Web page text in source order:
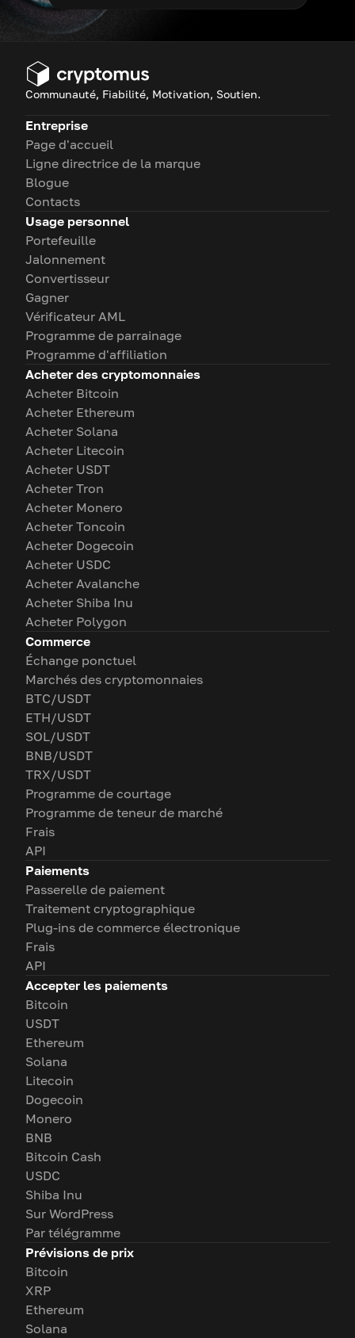
Communauté, Fiabilité, Motivation, Soutien.
Entreprise
Page d'accueil
Ligne directrice de la marque
Blogue
Contacts
Usage personnel
Portefeuille
Jalonnement
Convertisseur
Gagner
Vérificateur AML
Programme de parrainage
Programme d'affiliation
Acheter des cryptomonnaies
Acheter Bitcoin
Acheter Ethereum
Acheter Solana
Acheter Litecoin
Acheter USDT
Acheter Tron
Acheter Monero
Acheter Toncoin
Acheter Dogecoin
Acheter USDC
Acheter Avalanche
Acheter Shiba Inu
Acheter Polygon
Commerce
Échange ponctuel
Marchés des cryptomonnaies
BTC/USDT
ETH/USDT
SOL/USDT
BNB/USDT
TRX/USDT
Programme de courtage
Programme de teneur de marché
Frais
API
Paiements
Passerelle de paiement
Traitement cryptographique
Plug-ins de commerce électronique
Frais
API
Accepter les paiements
Bitcoin
USDT
Ethereum
Solana
Litecoin
Dogecoin
Monero
BNB
Bitcoin Cash
USDC
Shiba Inu
Sur WordPress
Par télégramme
Prévisions de prix
Bitcoin
XRP
Ethereum
Solana